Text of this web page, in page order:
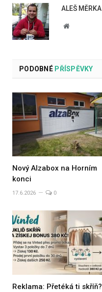
ALEŠ MĚRKA
Website
PODOBNÉPŘÍSPĚVKY
Nový Alzabox na Horním
konci
17.6.2026 0
Reklama: Přetéká ti skříň?